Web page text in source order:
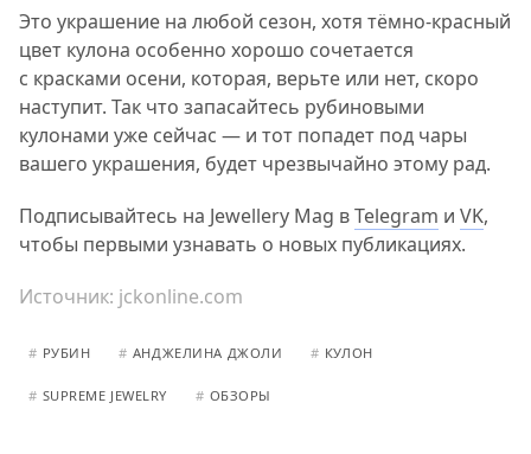
Это украшение на любой сезон, хотя тёмно-красный
цвет кулона особенно хорошо сочетается
с красками осени, которая, верьте или нет, скоро
наступит. Так что запасайтесь рубиновыми
кулонами уже сейчас — и тот попадет под чары
вашего украшения, будет чрезвычайно этому рад.
Подписывайтесь на Jewellery Mag вTelegram и VK,
чтобы первыми узнавать о новых публикациях.
Источник: jckonline.com
# РУБИН # АНДЖЕЛИНА ДЖОЛИ # КУЛОН
# SUPREME JEWELRY # ОБЗОРЫ